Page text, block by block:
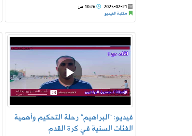
2025-02-21
10:26 ص
مكتبة الفيديو
فيديو: “البراهيم” رحلة التحكيم وأهمية
الفئات السنية في كرة القدم